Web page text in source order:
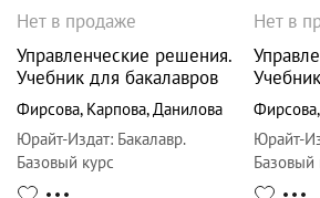
Нет в продаже
Управленческие решения.
Учебник для бакалавров
Фирсова, Карпова,Данилова
Юрайт-Издат: Бакалавр.
Базовый курс
Нет в
Фирсова,
Юрайт-
Базовый